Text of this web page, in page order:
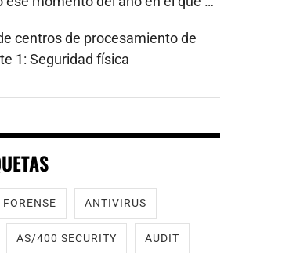
centros de procesamiento de
1: Seguridad física
ANTIVIRUS
AS/400 SECURITY AUDIT